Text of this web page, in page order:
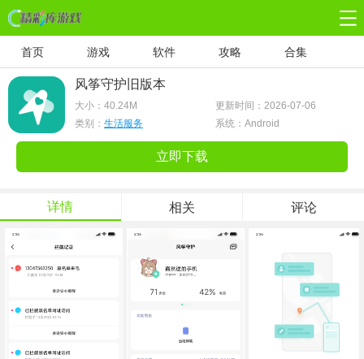
首页 游戏 软件 攻略 合集
风筝守护旧版本
大小： 40.24M
更新时间：2026-07-06
类别： 生活服务 系统：Android
立即下载
详情 相关 评论